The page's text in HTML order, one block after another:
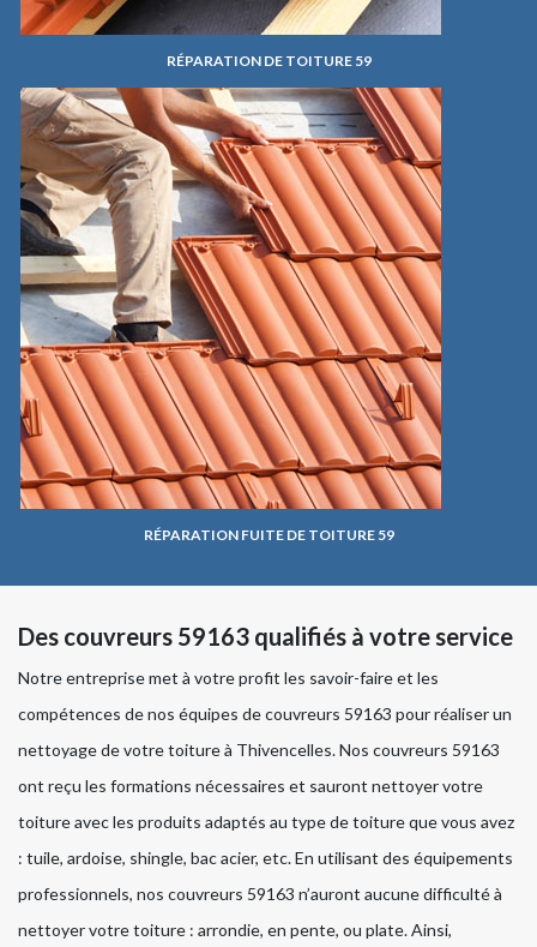
RÉPARATION DE TOITURE 59
RÉPARATION FUITE DE TOITURE 59
Des couvreurs 59163 qualifiés à votre service
Notre entreprise met à votre profit les savoir-faire et les
compétences de nos équipes de couvreurs 59163 pour réaliser un
nettoyage de votre toiture à Thivencelles. Nos couvreurs 59163
ont reçu les formations nécessaires et sauront nettoyer votre
toiture avec les produits adaptés au type de toiture que vous avez
: tuile, ardoise, shingle, bac acier, etc. En utilisant des équipements
professionnels, nos couvreurs 59163 n’auront aucune difficulté à
nettoyer votre toiture : arrondie, en pente, ou plate. Ainsi,